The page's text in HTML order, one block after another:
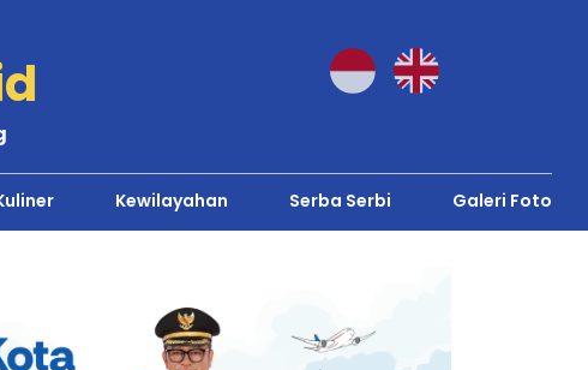
Kewilayahan Serba Serbi Galeri Foto